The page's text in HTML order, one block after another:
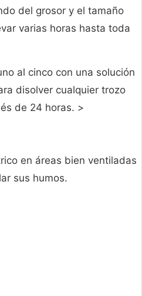
del grosor y el tamaño
varias horas hasta toda
al cinco con una solución
disolver cualquier trozo
de 24 horas. >
en áreas bien ventiladas
sus humos.